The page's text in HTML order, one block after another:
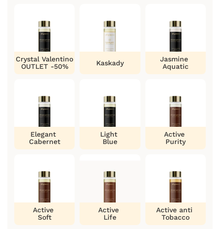
Crystal Valentino
OUTLET -50%
Kaskady
Jasmine
Aquatic
Elegant
Cabernet
Light
Blue
Active
Purity
Active
Soft
Active
Life
Active anti
Tobacco